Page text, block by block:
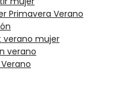
Primavera Verano
verano mujer
verano